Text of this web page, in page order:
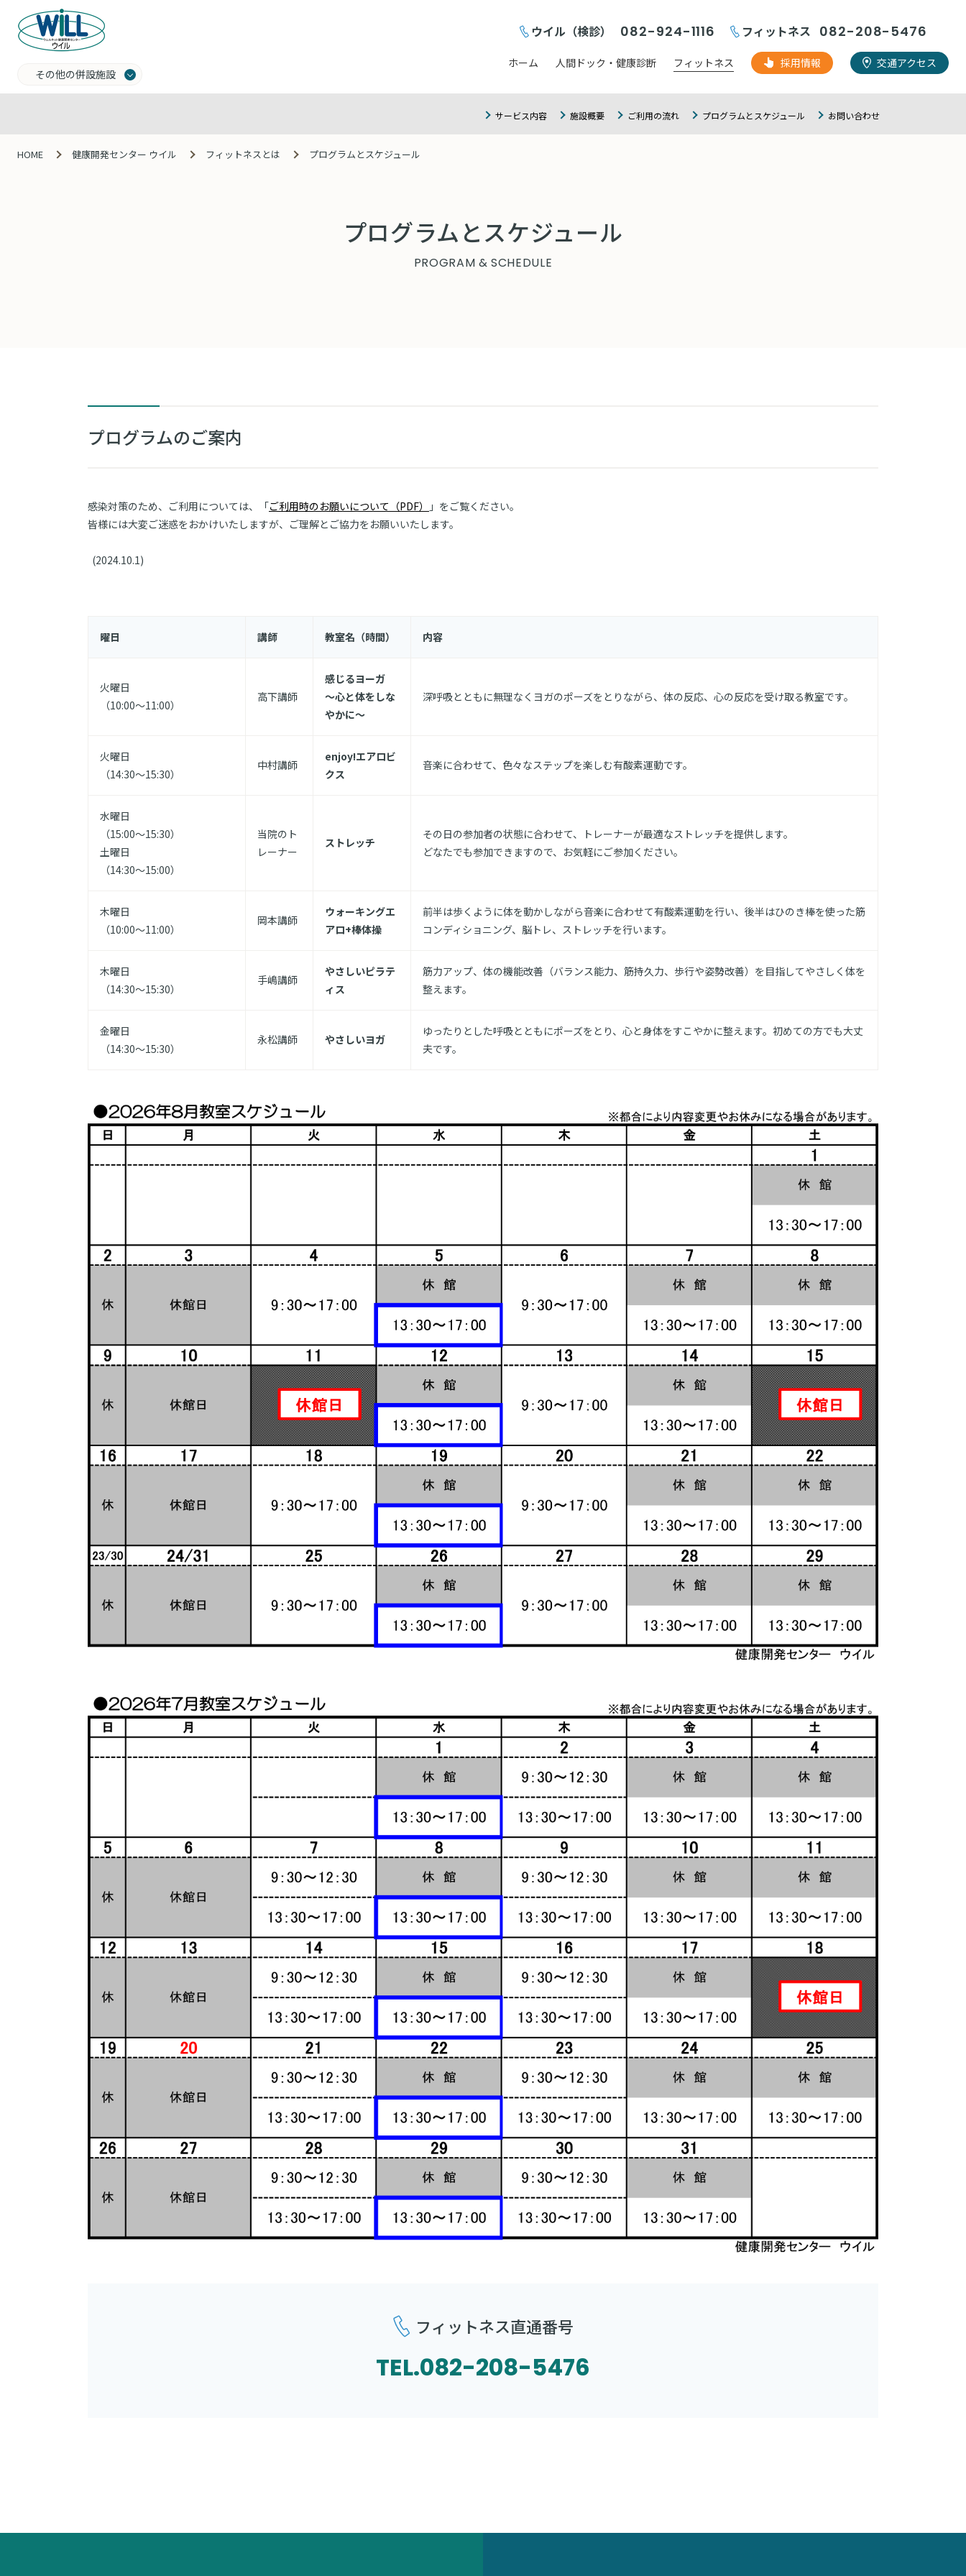
その他の併設施設
ウイル（検診） 082-924-1116 フィットネス 082-208-5476
ホーム 人間ドック・健康診断 フィットネス 採用情報 交通アクセス
サービス内容 施設概要 ご利用の流れ プログラムとスケジュール お問い合わせ
HOME 健康開発センター ウイル フィットネスとは プログラムとスケジュール
プログラムとスケジュール
PROGRAM & SCHEDULE
プログラムのご案内
感染対策のため、ご利用については、「ご利用時のお願いについて（PDF）
」をご覧ください。
皆様には大変ご迷惑をおかけいたしますが、ご理解とご協力をお願いいたします。
(2024.10.1)
曜日 講師 教室名（時間） 内容
火曜日
（10:00～11:00）
高下講師
感じるヨーガ
～心と体をしな
やかに～
深呼吸とともに無理なくヨガのポーズをとりながら、体の反応、心の反応を受け取る教室です。
火曜日
（14:30～15:30）
中村講師
enjoy!エアロビ
クス
音楽に合わせて、色々なステップを楽しむ有酸素運動です。
水曜日
（15:00～15:30）
土曜日
（14:30～15:00）
当院のト
レーナー
ストレッチ
その日の参加者の状態に合わせて、トレーナーが最適なストレッチを提供します。
どなたでも参加できますので、お気軽にご参加ください。
木曜日
（10:00～11:00）
岡本講師
ウォーキングエ
アロ+棒体操
前半は歩くように体を動かしながら音楽に合わせて有酸素運動を行い、後半はひのき棒を使った筋
コンディショニング、脳トレ、ストレッチを行います。
木曜日
（14:30～15:30）
手嶋講師
やさしいピラテ
ィス
筋力アップ、体の機能改善（バランス能力、筋持久力、歩行や姿勢改善）を目指してやさしく体を
整えます。
金曜日
（14:30～15:30）
永松講師 やさしいヨガ
ゆったりとした呼吸とともにポーズをとり、心と身体をすこやかに整えます。初めての方でも大丈
夫です。
フィットネス直通番号
TEL.082-208-5476